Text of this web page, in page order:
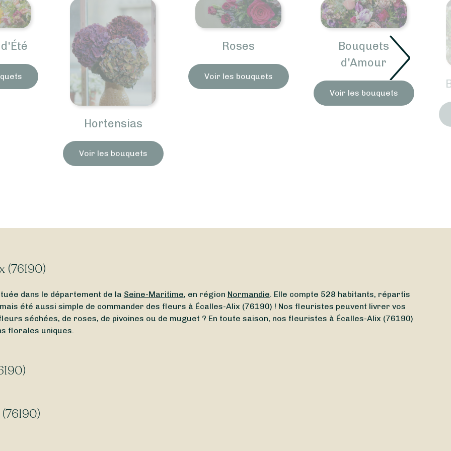
Roses
Voir les bouquets
Bouquets
d'Amour
Bouquets Amitié
(76190)
dans le département de la Seine-Maritime, en région Normandie . Elle compte 528 habitants, répartis
été aussi simple de commander des fleurs à Écalles-Alix (76190) ! Nos fleuristes peuvent livrer vos
séchées, de roses, de pivoines ou de muguet ? En toute saison, nos fleuristes à Écalles-Alix (76190)
florales uniques.
même le